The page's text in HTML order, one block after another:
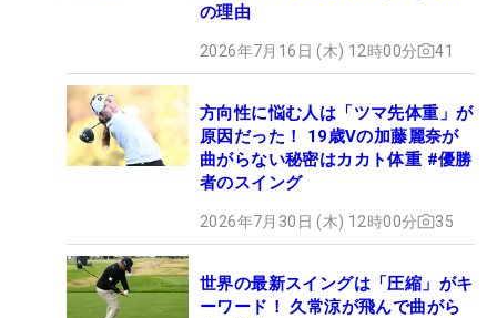
の理由
2026年7月16日 (木) 12時00分 41
方向性に悩む人は「ツマ先体重」が
原因だった！ 19歳Vの加藤麗奈が
曲がらない秘密はカカト体重 #優勝
者のスイング
2026年7月30日 (木) 12時00分 35
世界の最新スイングは「圧縮」がキ
ーワード！ 久常涼が飛んで曲がら